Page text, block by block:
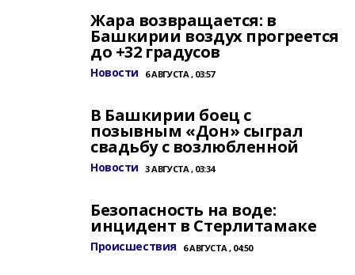
Жара возвращается: в
Башкирии воздух прогреется
до +32 градусов
Новости 6 АВГУСТА , 03:57
В Башкирии боец с
позывным «Дон» сыграл
свадьбу с возлюбленной
Новости 3 АВГУСТА , 03:34
Безопасность на воде:
инцидент в Стерлитамаке
Происшествия 6 АВГУСТА , 04:50